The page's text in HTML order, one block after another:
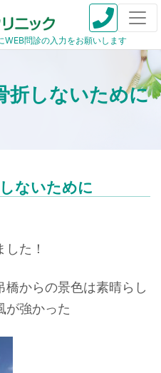
WEB問診の入力をお願いします
折しないために
ないために
た！
からの景色は素晴らし
が強かった